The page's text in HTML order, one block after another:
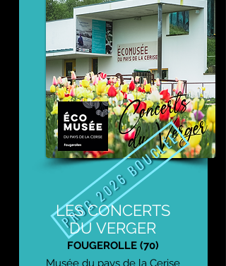
PROG 2026 BOUCLÉE
LES CONCERTS
DU VERGER
FOUGEROLLE (70)
Musée du pays de la Cerise